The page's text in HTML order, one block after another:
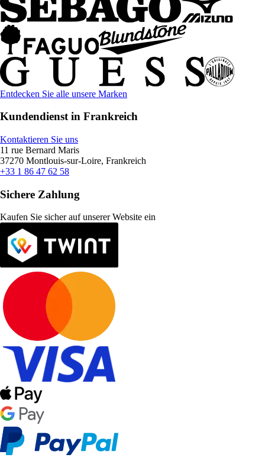
Entdecken Sie alle unsere Marken
Kundendienst in Frankreich
Kontaktieren Sie uns
11 rue Bernard Maris
37270 Montlouis-sur-Loire, Frankreich
+33 1 86 47 62 58
Sichere Zahlung
Kaufen Sie sicher auf unserer Website ein